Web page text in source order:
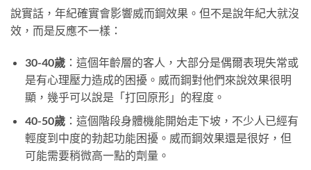
說實話，年紀確實會影響威而鋼效果。但不是說年紀大就沒
效，而是反應不一樣：
30-40歲：這個年齡層的客人，大部分是偶爾表現失常或
是有心理壓力造成的困擾。威而鋼對他們來說效果很明
顯，幾乎可以說是「打回原形」的程度。
40-50歲：這個階段身體機能開始走下坡，不少人已經有
輕度到中度的勃起功能困擾。威而鋼效果還是很好，但
可能需要稍微高一點的劑量。